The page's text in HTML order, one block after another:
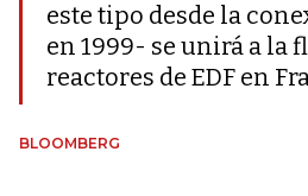
este tipo desde la
en 1999- se unirá a la
reactores de EDF en
BLOOMBERG